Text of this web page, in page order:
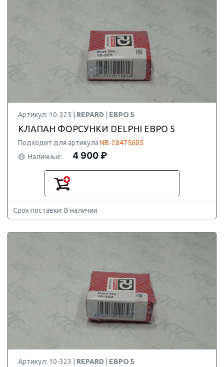
Артикул: 10-325 | REPARD ЕВРО 5
КЛАПАН ФОРСУНКИ DELPHI ЕВРО 5
Подходит для артикула NB-28475605
Наличные:
4 900 ₽
Срок поставки: В наличии
Артикул: 10-323 | REPARD ЕВРО 5